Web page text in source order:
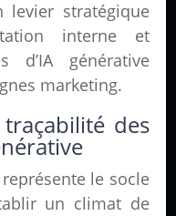
levier stratégique
interne et
d’IA générative
marketing.
des
le socle
un climat de